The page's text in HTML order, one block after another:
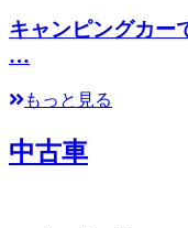
キャンピングカー
…
もっと見る
中古車